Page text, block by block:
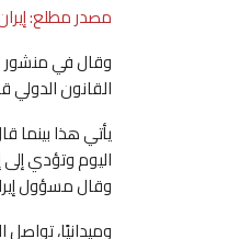
مصدر مطلع:
وقال في منشور
القانون
يأتي هذا بينما
وقال مسؤول
وميدانيًا،